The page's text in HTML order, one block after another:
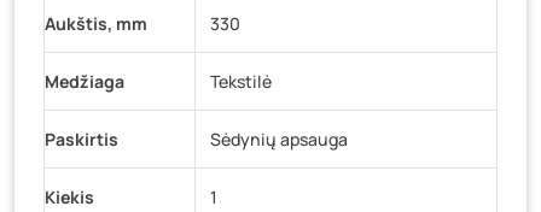
Aukštis, mm 330
Medžiaga Tekstilė
Paskirtis Sėdynių apsauga
Kiekis
1